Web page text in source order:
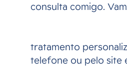
consulta comigo.
tratamento
telefone ou pelo site